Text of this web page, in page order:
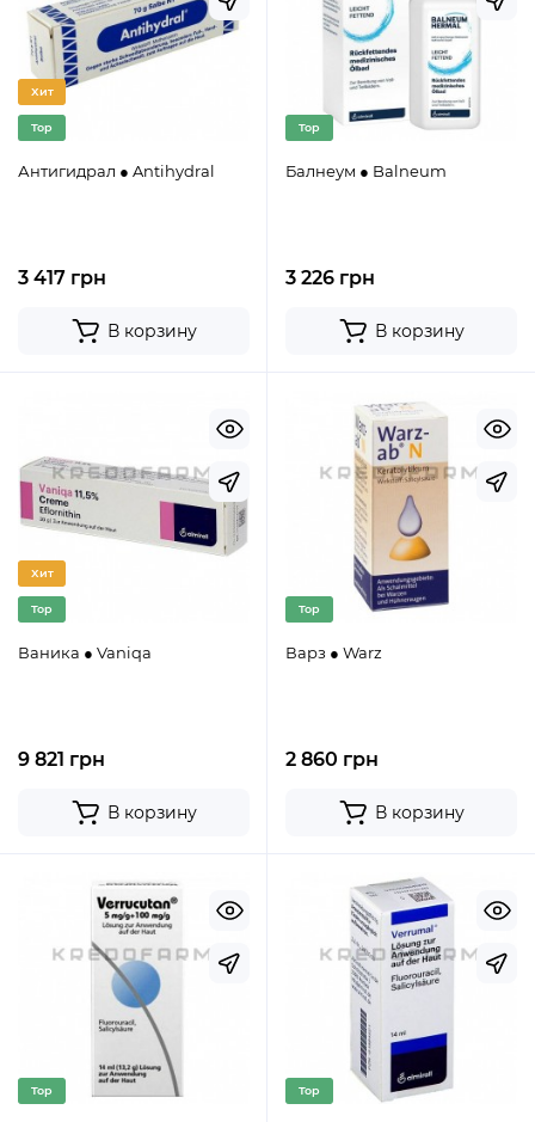
Хит
Top
Антигидрал ● Antihydral
3 417 грн
В корзину
Top
Балнеум ● Balneum
3 226 грн
В корзину
Хит
Top
Ваника ● Vaniqa
9 821 грн
В корзину
Top
Варз ● Warz
2 860 грн
В корзину
Top Top